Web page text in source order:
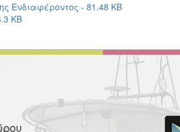
Ενδιαφέροντος - 81.48 KB
KB